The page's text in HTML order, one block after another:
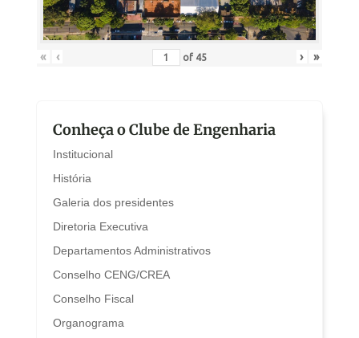
« ‹ of 45 › »
Conheça o Clube de Engenharia
Institucional
História
Galeria dos presidentes
Diretoria Executiva
Departamentos Administrativos
Conselho CENG/CREA
Conselho Fiscal
Organograma